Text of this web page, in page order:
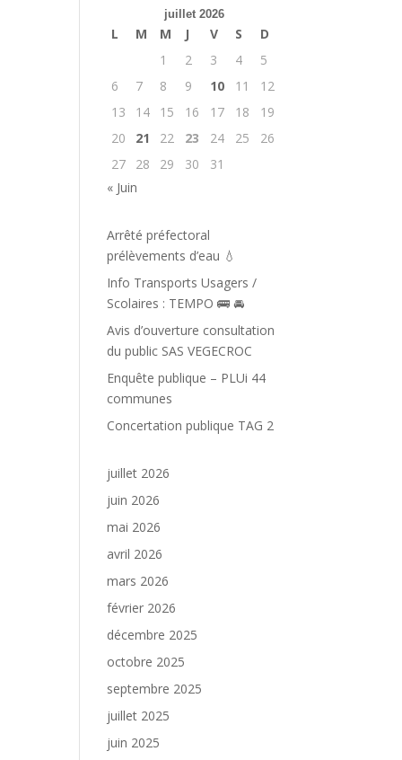
juillet 2026
L M M J V S
D
1
2 3 4
5
6
7 8 9 10 11
12
13
14 15 16 17 18
19
20
21 22 23 24 25
26
27
28 29 30
31
« Juin
Arrêté préfectoral
prélèvements d’eau 💧
Info Transports Usagers /
Scolaires : TEMPO 🚌 🚘️
Avis d’ouverture consultation
du public SAS VEGECROC
Enquête publique – PLUi 44
communes
Concertation publique TAG 2
juillet 2026
juin 2026
mai 2026
avril 2026
mars 2026
février 2026
décembre 2025
octobre 2025
septembre 2025
juillet 2025
juin 2025